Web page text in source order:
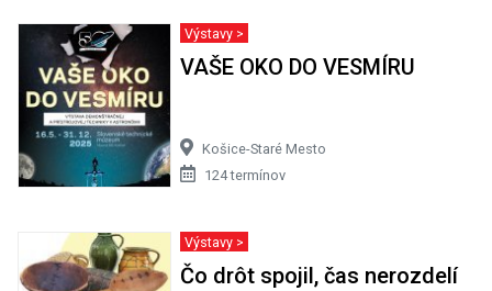
Výstavy >
VAŠE OKO DO VESMÍRU
Košice-Staré Mesto
124 termínov
Výstavy >
Čo drôt spojil, čas nerozdelí